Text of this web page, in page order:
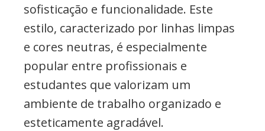
sofisticação e funcionalidade. Este
estilo, caracterizado por linhas limpas
e cores neutras, é especialmente
popular entre profissionais e
estudantes que valorizam um
ambiente de trabalho organizado e
esteticamente agradável.